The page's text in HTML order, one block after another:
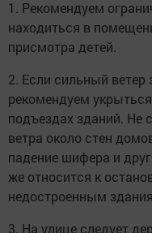
1. Рекомендуем
находиться в
присмотра детей.
2. Если сильный ветер
рекомендуем
подъездах зданий. Не
ветра около стен
падение шифера и
же относится к
недостроенным
3. На улице следует